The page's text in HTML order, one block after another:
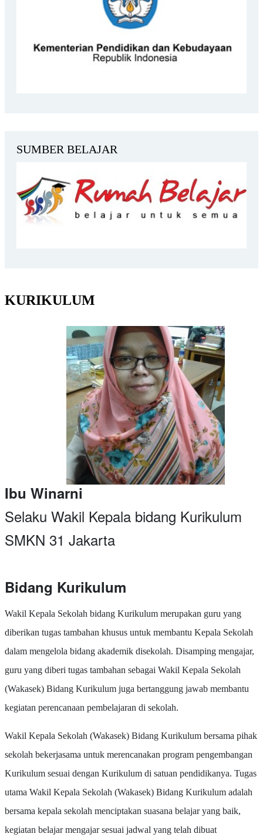
SUMBER BELAJAR
KURIKULUM
Ibu Winarni
Selaku Wakil Kepala bidang Kurikulum
SMKN 31 Jakarta
Bidang Kurikulum
Wakil Kepala Sekolah bidang Kurikulum merupakan guru yang
diberikan tugas tambahan khusus untuk membantu Kepala Sekolah
dalam mengelola bidang akademik disekolah. Disamping mengajar,
guru yang diberi tugas tambahan sebagai Wakil Kepala Sekolah
(Wakasek) Bidang Kurikulum juga bertanggung jawab membantu
kegiatan perencanaan pembelajaran di sekolah.
Wakil Kepala Sekolah (Wakasek) Bidang Kurikulum bersama pihak
sekolah bekerjasama untuk merencanakan program pengembangan
Kurikulum sesuai dengan Kurikulum di satuan pendidikanya. Tugas
utama Wakil Kepala Sekolah (Wakasek) Bidang Kurikulum adalah
bersama kepala sekolah menciptakan suasana belajar yang baik,
kegiatan belajar mengajar sesuai jadwal yang telah dibuat